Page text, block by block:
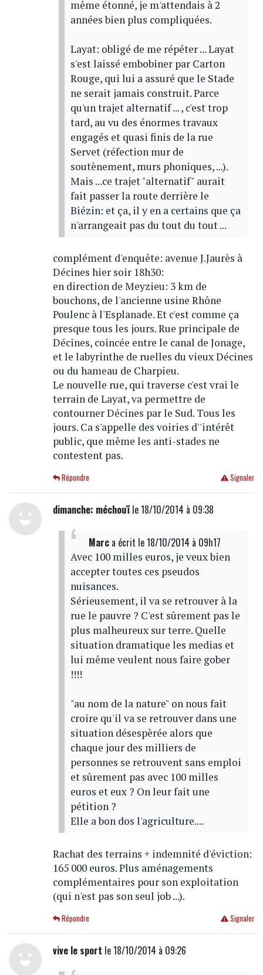
même étonné, je m'attendais à 2
années bien plus compliquées.
Layat: obligé de me répéter ... Layat
s'est laissé embobiner par Carton
Rouge, qui lui a assuré que le Stade
ne serait jamais construit. Parce
qu'un trajet alternatif ... , c'est trop
tard, au vu des énormes travaux
engagés et quasi finis de la rue
Servet (réfection mur de
soutènement, murs phoniques, ...).
Mais ...ce trajet "alternatif" aurait
fait passer la route derrière le
Biézin: et ça, il y en a certains que ça
n'arrangeait pas du tout du tout ...
complément d'enquête: avenue J.Jaurès à
Décines hier soir 18h30:
en direction de Meyzieu: 3 km de
bouchons, de l'ancienne usine Rhône
Poulenc à l'Esplanade. Et c'est comme ça
presque tous les jours. Rue principale de
Décines, coincée entre le canal de Jonage,
et le labyrinthe de ruelles du vieux Décines
ou du hameau de Charpieu.
Le nouvelle rue, qui traverse c'est vrai le
terrain de Layat, va permettre de
contourner Décines par le Sud. Tous les
jours. Ca s'appelle des voiries d''intérêt
public, que même les anti-stades ne
contestent pas.
Signaler
Répondre
dimanche: méchouïle 18/10/2014 à 09:38
Marca écrit le 18/10/2014 à 09h17
Avec 100 milles euros, je veux bien
accepter toutes ces pseudos
nuisances.
Sérieusement, il va se retrouver à la
rue le pauvre ? C'est sûrement pas le
plus malheureux sur terre. Quelle
situation dramatique les medias et
lui même veulent nous faire gober
!!!!
"au nom de la nature" on nous fait
croire qu'il va se retrouver dans une
situation désespèrée alors que
chaque jour des milliers de
personnes se retrouvent sans emploi
et sûrement pas avec 100 milles
euros et eux ? On leur fait une
pétition ?
Elle a bon dos l'agriculture....
Rachat des terrains + indemnité d'éviction:
165 000 euros. Plus aménagements
complémentaires pour son exploitation
(qui n'est pas son seul job ...).
Signaler
Répondre
vive le sport le 18/10/2014 à 09:26